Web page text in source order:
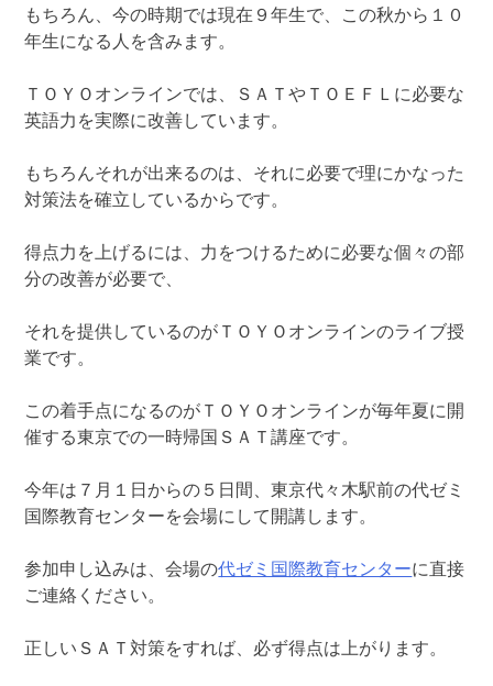
もちろん、今の時期では現在９年生で、この秋から１０
年生になる人を含みます。
ＴＯＹＯオンラインでは、ＳＡＴやＴＯＥＦＬに必要な
英語力を実際に改善しています。
もちろんそれが出来るのは、それに必要で理にかなった
対策法を確立しているからです。
得点力を上げるには、力をつけるために必要な個々の部
分の改善が必要で、
それを提供しているのがＴＯＹＯオンラインのライブ授
業です。
この着手点になるのがＴＯＹＯオンラインが毎年夏に開
催する東京での一時帰国ＳＡＴ講座です。
今年は７月１日からの５日間、東京代々木駅前の代ゼミ
国際教育センターを会場にして開講します。
参加申し込みは、会場の代ゼミ国際教育センターに直接
ご連絡ください。
正しいＳＡＴ対策をすれば、必ず得点は上がります。